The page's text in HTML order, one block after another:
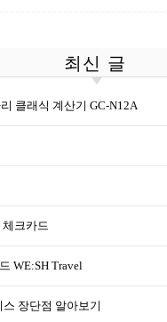
최신 글
클래식 계산기 GC-N12A
크카드
WE:SH Travel
장단점 알아보기